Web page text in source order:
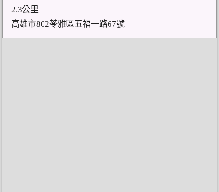
2.3公里
高雄市802苓雅區五福一路67號